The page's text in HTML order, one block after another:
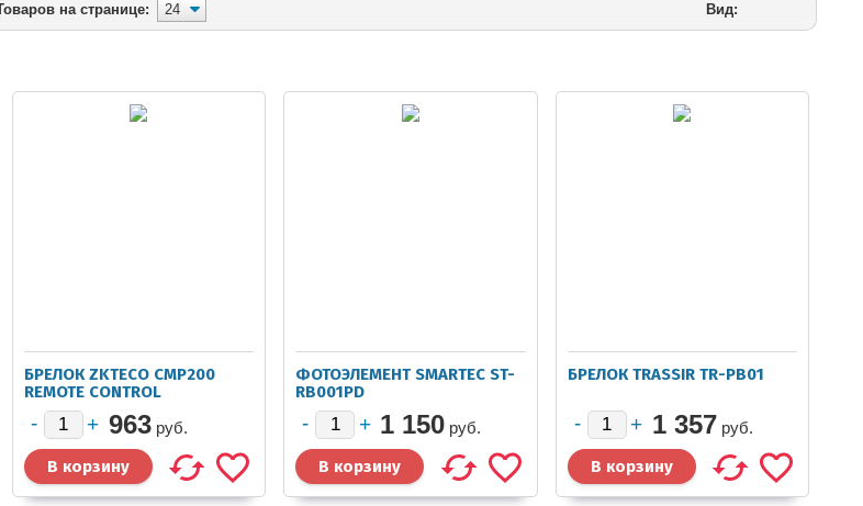
на странице: Вид:
БРЕЛОК ZKTECO CMP200
REMOTE CONTROL
963 руб.
ФОТОЭЛЕМЕНТ SMARTEC ST-
RB001PD
1 150 руб.
БРЕЛОК TRASSIR TR-PB01
1 357 руб.